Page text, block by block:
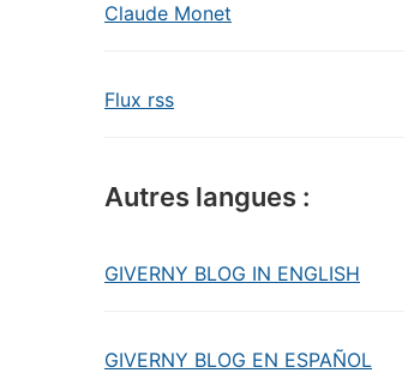
Claude Monet
Flux rss
Autres langues :
GIVERNY BLOG IN ENGLISH
GIVERNY BLOG EN ESPAÑOL